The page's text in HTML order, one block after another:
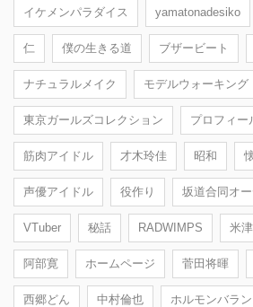
イケメンパラダイス yamatonadesiko
仁 僕の生きる道 ブザービート
ナチュラルメイク モデルウォーキング
東京ガールズコレクション プロフィー
筋肉アイドル 才木玲佳 昭和
声優アイドル 役作り 坂道合同オ
VTuber 秘話 RADWIMPS 米
阿部寛 ホームページ 菅田将暉
西郷どん 中村倫也 ホルモンバラン